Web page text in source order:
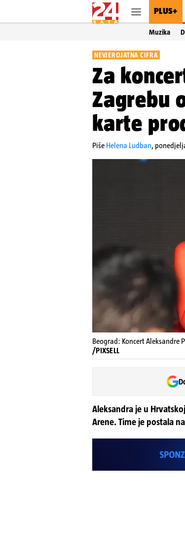
PLUS+
Muzika
NEVJEROJATNA CIFRA
Za
Zagrebu
karte
Piše Helena Ludban,
Beograd: Koncert Aleksandre
/PIXSELL
Aleksandra je u
Arene. Time je postala